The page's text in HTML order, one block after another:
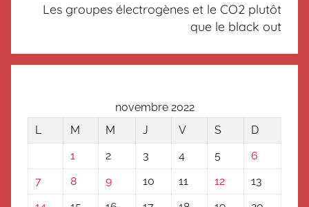
Les groupes électrogènes et le CO2 plutôt
que le black out
novembre 2022
L
M M J V S
D
1
2 3 4 5
6
7
8 9 10 11 12
13